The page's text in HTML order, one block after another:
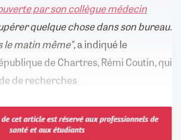
par son collègue médecin
quelque chose dans son bureau.
le matin même", a indiqué le
de Chartres, Rémi Coutin, qui
de recherches